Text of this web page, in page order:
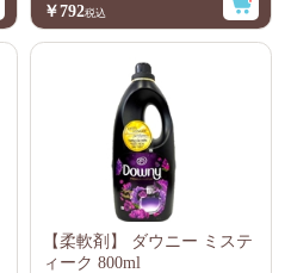
￥792
【柔軟剤】 ダウニー ミステ
ィーク 800ml